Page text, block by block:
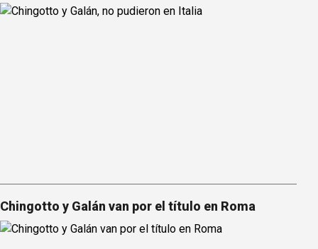
Chingotto y Galán van por el título en Roma